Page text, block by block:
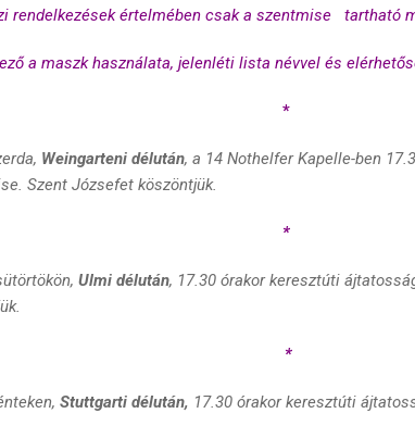
rendelkezések értelmében csak a szentmise tartható
a maszk használata, jelenléti lista névvel és
*
Weingarteni délután, a 14 Nothelfer Kapelle-ben
Szent Józsefet köszöntjük.
*
Ulmi délután, 17.30 órakorkeresztúti
*
Stuttgarti délután, 17.30 órakor keresztúti